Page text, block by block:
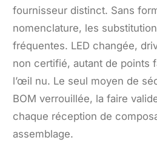
fournisseur distinct. Sans
nomenclature, les
fréquentes. LED changée,
non certifié, autant de points
l’œil nu. Le seul moyen de
BOM verrouillée, la faire
chaque réception de
assemblage.